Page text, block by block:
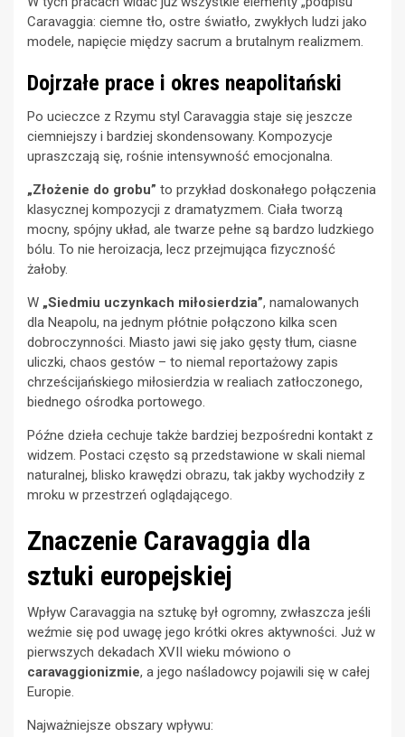
Caravaggia: ciemne tło, ostre światło, zwykłych ludzi jako
modele, napięcie między sacrum a brutalnym realizmem.
Dojrzałe prace i okres neapolitański
Po ucieczce z Rzymu styl Caravaggia staje się jeszcze
ciemniejszy i bardziej skondensowany. Kompozycje
upraszczają się, rośnie intensywność emocjonalna.
„Złożenie do grobu” to przykład doskonałego połączenia
klasycznej kompozycji z dramatyzmem. Ciała tworzą
mocny, spójny układ, ale twarze pełne są bardzo ludzkiego
bólu. To nie heroizacja, lecz przejmująca fizyczność
żałoby.
W „Siedmiu uczynkach miłosierdzia”, namalowanych
dla Neapolu, na jednym płótnie połączono kilka scen
dobroczynności. Miasto jawi się jako gęsty tłum, ciasne
uliczki, chaos gestów – to niemal reportażowy zapis
chrześcijańskiego miłosierdzia w realiach zatłoczonego,
biednego ośrodka portowego.
Późne dzieła cechuje także bardziej bezpośredni kontakt z
widzem. Postaci często są przedstawione w skali niemal
naturalnej, blisko krawędzi obrazu, tak jakby wychodziły z
mroku w przestrzeń oglądającego.
Znaczenie Caravaggia dla
sztuki europejskiej
Wpływ Caravaggia na sztukę był ogromny, zwłaszcza jeśli
weźmie się pod uwagę jego krótki okres aktywności. Już w
pierwszych dekadach XVII wieku mówiono o
caravaggionizmie, a jego naśladowcy pojawili się w całej
Europie.
Najważniejsze obszary wpływu: